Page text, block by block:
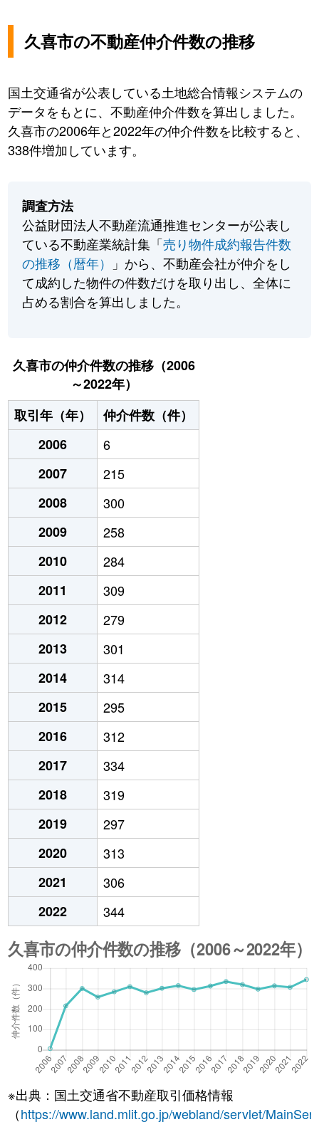
久喜市の不動産仲介件数の推移
国土交通省が公表している土地総合情報システムの
データをもとに、不動産仲介件数を算出しました。
久喜市の2006年と2022年の仲介件数を比較すると、
338件増加しています。
調査方法
公益財団法人不動産流通推進センターが公表し
ている不動産業統計集「売り物件成約報告件数
の推移（暦年）
」から、不動産会社が仲介をし
て成約した物件の件数だけを取り出し、全体に
占める割合を算出しました。
久喜市の仲介件数の推移（2006
～2022年）
取引年（年）
仲介件数（件）
2006
6
2007
215
2008
300
2009
258
2010
284
2011
309
2012
279
2013
301
2014
314
2015
295
2016
312
2017
334
2018
319
2019
297
2020
313
2021
306
2022
344
※出典：国土交通省不動産取引価格情報
（https://www.land.mlit.go.jp/webland/servlet/